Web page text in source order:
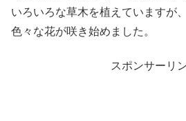
いろいろな草木を植えていますが
色々な花が咲き始めました。
スポンサーリ